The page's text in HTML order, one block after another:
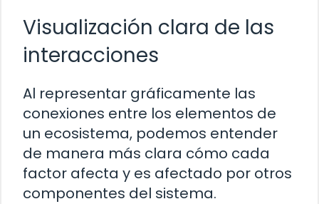
Visualización clara de las
interacciones
Al representar gráficamente las
conexiones entre los elementos de
un ecosistema, podemos entender
de manera más clara cómo cada
factor afecta y es afectado por otros
componentes del sistema.